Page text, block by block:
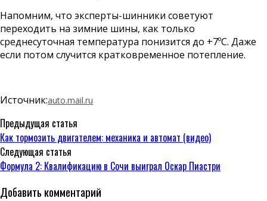
Напомним, что эксперты-шинники советуют
переходить на зимние шины, как только
среднесуточная температура понизится до +7ºС. Даже
если потом случится кратковременное потепление.
Источник:auto.mail.ru
Предыдущая статья
Как тормозить двигателем: механика и автомат (видео)
Следующая статья
Формула 2: Квалификацию в Сочи выиграл Оскар Пиастри
Добавить комментарий